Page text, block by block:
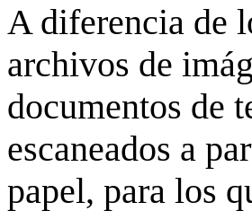
A diferencia de
archivos de
documentos de
escaneados a
papel, para los